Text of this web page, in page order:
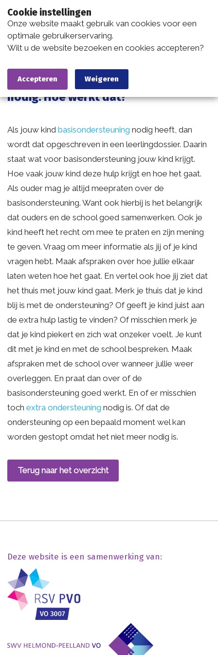
Cookie instellingen
Onze website maakt gebruik van cookies voor een
optimale gebruikerservaring.
Wilt u de website bezoeken en cookies accepteren?
Accepteren Weigeren
Wat voor hulp kan ik van een school verwachten?
Mijn kind heeft basisondersteuning
nodig. Hoe werkt dat?
Als jouw kind basisondersteuning nodig heeft, dan
wordt dat opgeschreven in een leerlingdossier. Daarin
staat wat voor basisondersteuning jouw kind krijgt.
Hoe vaak jouw kind deze hulp krijgt en hoe het gaat.
Als ouder mag je altijd meepraten over de
basisondersteuning. Want ook hierbij is het belangrijk
dat ouders en de school goed samenwerken. Ook je
kind heeft het recht om mee te praten en zijn mening
te geven. Vraag om meer informatie als jij of je kind
vragen hebt. Maak afspraken over hoe jullie elkaar
laten weten hoe het gaat. En vertel ook hoe jij ziet dat
het thuis met jouw kind gaat. Merk je thuis dat je kind
blij is met de ondersteuning? Of geeft je kind juist aan
de extra hulp lastig te vinden? Of misschien merk je
dat je kind piekert en zich wat onzeker voelt. Je kunt
dit met je kind en met de school bespreken. Maak
afspraken met de school over wanneer jullie weer
overleggen. En praat dan over of de
basisondersteuning goed werkt. En of er misschien
toch extra ondersteuning nodig is. Of dat de
ondersteuning op een bepaald moment wel kan
worden gestopt omdat het niet meer nodig is.
Terug naar het overzicht
Deze website is een samenwerking van: